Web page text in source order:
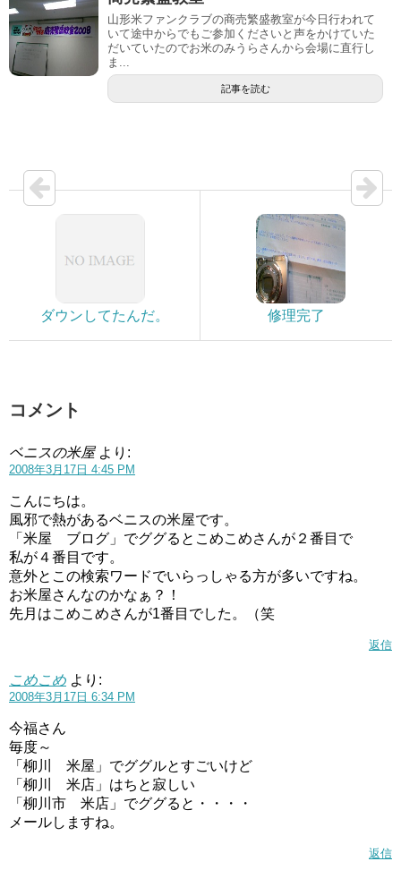
山形米ファンクラブの商売繁盛教室が今日行われて
いて途中からでもご参加くださいと声をかけていた
だいていたのでお米のみうらさんから会場に直行し
ま...
記事を読む
ダウンしてたんだ。 修理完了
コメント
ベニスの米屋 より:
2008年3月17日 4:45 PM
こんにちは。
風邪で熱があるベニスの米屋です。
「米屋 ブログ」でググるとこめこめさんが２番目で
私が４番目です。
意外とこの検索ワードでいらっしゃる方が多いですね。
お米屋さんなのかなぁ？！
先月はこめこめさんが1番目でした。（笑
返信
こめこめ より:
2008年3月17日 6:34 PM
今福さん
毎度～
「柳川 米屋」でググルとすごいけど
「柳川 米店」はちと寂しい
「柳川市 米店」でググると・・・・
メールしますね。
返信